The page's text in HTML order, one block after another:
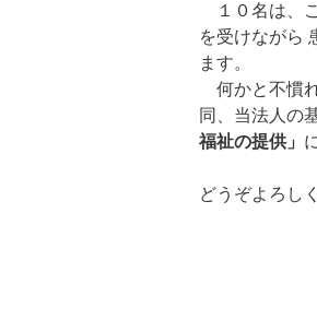
１０名は、
を受けながら
ます。
何かと不慣
同、当法人の
福祉の提供」
どうぞよろし